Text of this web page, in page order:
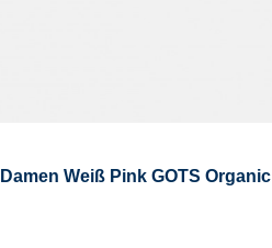
Weiß Pink GOTS Organic